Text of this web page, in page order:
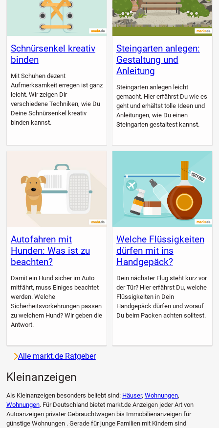
Schnürsenkel kreativ
binden
Mit Schuhen dezent
Aufmerksamkeit erregen ist ganz
leicht. Wir zeigen Dir
verschiedene Techniken, wie Du
Deine Schnürsenkel kreativ
binden kannst.
Steingarten anlegen:
Gestaltung und
Anleitung
Steingarten anlegen leicht
gemacht. Hier erfährst Du wie es
geht und erhältst tolle Ideen und
Anleitungen, wie Du einen
Steingarten gestaltest kannst.
Autofahren mit
Hunden: Was ist zu
beachten?
Damit ein Hund sicher im Auto
mitfährt, muss Einiges beachtet
werden. Welche
Sicherheitsvorkehrungen passen
zu welchem Hund? Wir geben die
Antwort.
Welche Flüssigkeiten
dürfen mit ins
Handgepäck?
Dein nächster Flug steht kurz vor
der Tür? Hier erfährst Du, welche
Flüssigkeiten in Dein
Handgepäck dürfen und worauf
Du beim Packen achten solltest.
Alle markt.de Ratgeber
Kleinanzeigen
Als Kleinanzeigen besonders beliebt sind: Häuser, Wohnungen,
Wohnungen. Für Deutschland bietet markt.de Anzeigen jeder Art von
Autoanzeigen privater Gebrauchtwagen bis Immobilienanzeigen für
günstige Wohnungen . Gerade für junge Familien mit Kindern sind